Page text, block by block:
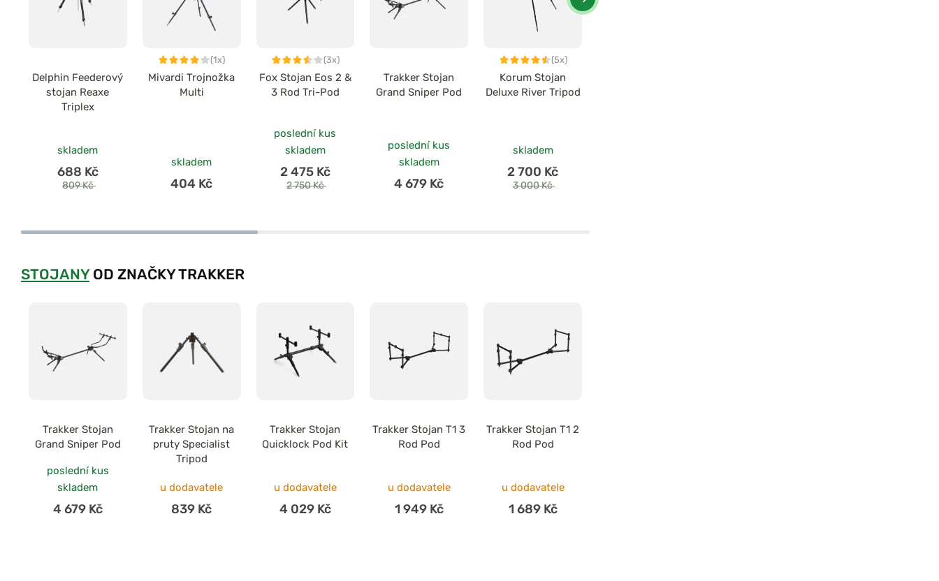
Delphin Feederový
stojan Reaxe
Triplex
skladem
688 Kč
809 Kč
(1x)
Mivardi Trojnožka
Multi
skladem
404 Kč
(3x)
Fox Stojan Eos 2 &
3 Rod Tri-Pod
poslední kus
skladem
2 475 Kč
2 750 Kč
Trakker Stojan
Grand Sniper Pod
poslední kus
skladem
4 679 Kč
(5x)
Korum Stojan
Deluxe River Tripod
skladem
2 700 Kč
3 000 Kč
STOJANYOD ZNAČKY TRAKKER
Trakker Stojan
Grand Sniper Pod
poslední kus
skladem
4 679 Kč
Trakker Stojan na
pruty Specialist
Tripod
u dodavatele
839 Kč
Trakker Stojan
Quicklock Pod Kit
u dodavatele
4 029 Kč
Trakker Stojan T1 3
Rod Pod
u dodavatele
1 949 Kč
Trakker Stojan T1 2
Rod Pod
u dodavatele
1 689 Kč